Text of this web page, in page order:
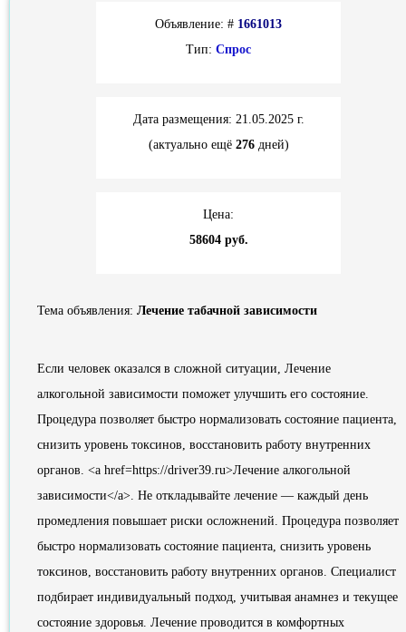
Объявление: # 1661013
Тип: Спрос
Дата размещения: 21.05.2025 г.
(актуально ещё 276дней)
Цена:
58604 руб.
Тема объявления: Лечение табачной зависимости
Если человек оказался в сложной ситуации, Лечение
алкогольной зависимости поможет улучшить его состояние.
Процедура позволяет быстро нормализовать состояние пациента,
снизить уровень токсинов, восстановить работу внутренних
органов. <a href=https://driver39.ru>Лечение алкогольной
зависимости</a>. Не откладывайте лечение — каждый день
промедления повышает риски осложнений. Процедура позволяет
быстро нормализовать состояние пациента, снизить уровень
токсинов, восстановить работу внутренних органов. Специалист
подбирает индивидуальный подход, учитывая анамнез и текущее
состояние здоровья. Лечение проводится в комфортных